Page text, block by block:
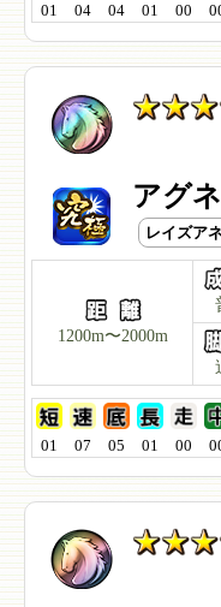
01 04 04 01 00
アグ
レイズア
1200m〜2000m
01 07 05 01 00